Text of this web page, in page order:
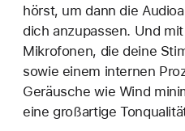
hörst, um dann die
dich anzupassen. Und
Mikrofonen, die deine
sowie einem internen
Geräusche wie Wind
eine großartige